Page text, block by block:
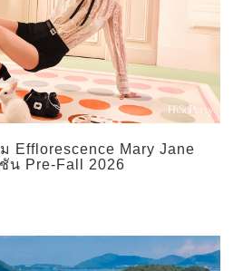
Efflorescence Mary Jane
น Pre-Fall 2026